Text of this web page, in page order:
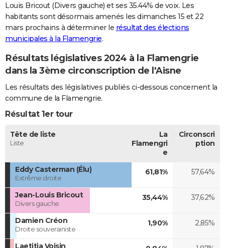
S'inscrire
Se connecter
Lycées
Collèges
Primaires
Universités
Entreprises
Service militaire
Avis de recherche
AVIS DE DÉCÈS
FORUM
Louis Bricout (Divers gauche) et ses 35.44% de voix. Les
habitants sont désormais amenés les dimanches 15 et 22
mars prochains à déterminer le résultat des élections
municipales à la Flamengrie.
Résultats législatives 2024 à la Flamengrie
dans la 3ème circonscription de l'Aisne
Les résultats des législatives publiés ci-dessous concernent la
commune de la Flamengrie.
Résultat 1er tour
Tête de liste
Liste
La
Flamengri
e
Circonscri
ption
Eddy Casterman (Élu)
Extrême droite
61,81% 57,64%
Jean-Louis Bricout
Divers gauche
35,44% 37,62%
Damien Créon
Droite souverainiste
1,90% 2,85%
Laetitia Voisin